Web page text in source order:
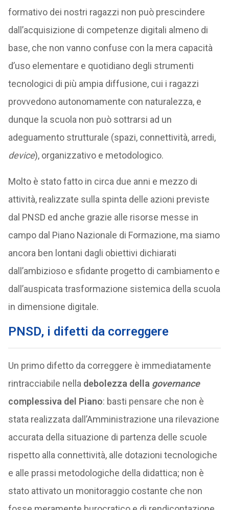
formativo dei nostri ragazzi non può prescindere
dall’acquisizione di competenze digitali almeno di
base, che non vanno confuse con la mera capacità
d’uso elementare e quotidiano degli strumenti
tecnologici di più ampia diffusione, cui i ragazzi
provvedono autonomamente con naturalezza, e
dunque la scuola non può sottrarsi ad un
adeguamento strutturale (spazi, connettività, arredi,
device), organizzativo e metodologico.
Molto è stato fatto in circa due anni e mezzo di
attività, realizzate sulla spinta delle azioni previste
dal PNSD ed anche grazie alle risorse messe in
campo dal Piano Nazionale di Formazione, ma siamo
ancora ben lontani dagli obiettivi dichiarati
dall’ambizioso e sfidante progetto di cambiamento e
dall’auspicata trasformazione sistemica della scuola
in dimensione digitale.
PNSD, i difetti da correggere
Un primo difetto da correggere è immediatamente
rintracciabile nella debolezza della governance
complessiva del Piano: basti pensare che non è
stata realizzata dall’Amministrazione una rilevazione
accurata della situazione di partenza delle scuole
rispetto alla connettività, alle dotazioni tecnologiche
e alle prassi metodologiche della didattica; non è
stato attivato un monitoraggio costante che non